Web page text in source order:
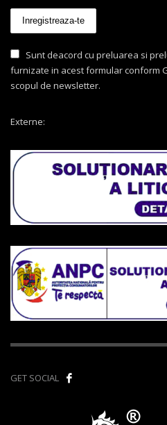
Sunt deacord cu preluarea si
furnizate in acest formular conform
scopul de newsletter.
Externe:
GET SOCIAL